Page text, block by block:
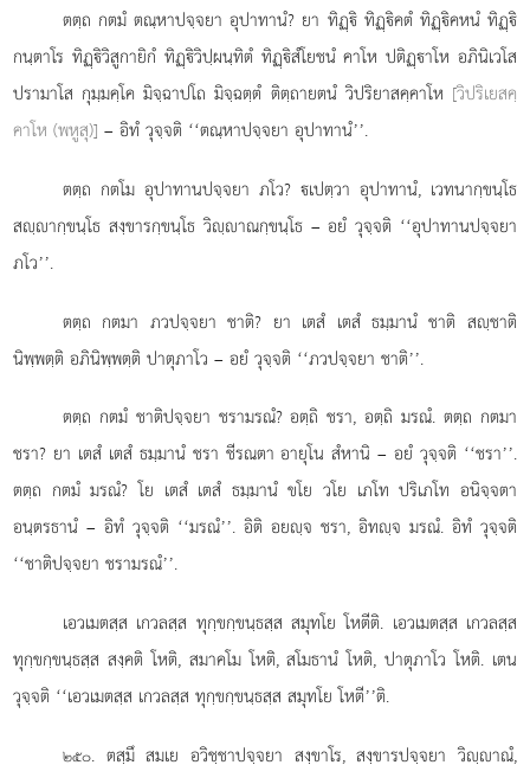
ตตฺถ กตมํ ตณฺหาปจฺจยา อุปาทานํ? ยา ทิฏฺิ ทิฏฺิคตํ ทิฏฺิคหนํ ทิฏฺิ
กนฺตาโร ทิฏฺิวิสูกายิกํ ทิฏฺิวิปฺผนฺทิตํ ทิฏฺิสํโยชนํ คาโห ปติฏฺาโห อภินิเวโส
ปรามาโส กุมฺมคฺโค มิจฺฉาปโถ มิจฺฉตฺตํ ติตฺถายตนํ วิปริยาสคฺคาโห [วิปริเยสคฺ
คาโห (พหูสุ)] – อิทํ วุจฺจติ ‘‘ตณฺหาปจฺจยา อุปาทานํ’’.
ตตฺถ กตโม อุปาทานปจฺจยา ภโว? เปตฺวา อุปาทานํ, เวทนากฺขนฺโธ
สฺากฺขนฺโธ สงฺขารกฺขนฺโธ วิฺาณกฺขนฺโธ – อยํ วุจฺจติ ‘‘อุปาทานปจฺจยา
ภโว’’.
ตตฺถ กตมา ภวปจฺจยา ชาติ? ยา เตสํ เตสํ ธมฺมานํ ชาติ สฺชาติ
นิพฺพตฺติ อภินิพฺพตฺติ ปาตุภาโว – อยํ วุจฺจติ ‘‘ภวปจฺจยา ชาติ’’.
ตตฺถ กตมํ ชาติปจฺจยา ชรามรณํ? อตฺถิ ชรา, อตฺถิ มรณํ. ตตฺถ กตมา
ชรา? ยา เตสํ เตสํ ธมฺมานํ ชรา ชีรณตา อายุโน สํหานิ – อยํ วุจฺจติ ‘‘ชรา’’.
ตตฺถ กตมํ มรณํ? โย เตสํ เตสํ ธมฺมานํ ขโย วโย เภโท ปริเภโท อนิจฺจตา
อนฺตรธานํ – อิทํ วุจฺจติ ‘‘มรณํ’’. อิติ อยฺจ ชรา, อิทฺจ มรณํ. อิทํ วุจฺจติ
‘‘ชาติปจฺจยา ชรามรณํ’’.
เอวเมตสฺส เกวลสฺส ทุกฺขกฺขนฺธสฺส สมุทโย โหตีติ. เอวเมตสฺส เกวลสฺส
ทุกฺขกฺขนฺธสฺสสงฺคติ โหติ, สมาคโม โหติ, สโมธานํ โหติ, ปาตุภาโว โหติ. เตน
วุจฺจติ ‘‘เอวเมตสฺส เกวลสฺส ทุกฺขกฺขนฺธสฺส สมุทโย โหตี’’ติ.
๒๕๐. ตสฺมึสมเย อวิชฺชาปจฺจยา สงฺขาโร, สงฺขารปจฺจยา วิฺาณํ,